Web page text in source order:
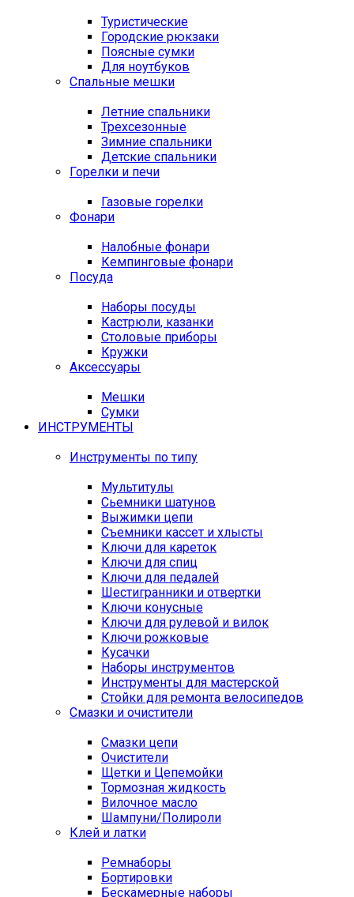
Туристические
Городские рюкзаки
Поясные сумки
Для ноутбуков
Спальные мешки
Летние спальники
Трехсезонные
Зимние спальники
Детские спальники
Горелки и печи
Газовые горелки
Фонари
Налобные фонари
Кемпинговые фонари
Посуда
Наборы посуды
Кастрюли, казанки
Столовые приборы
Кружки
Аксессуары
Мешки
Сумки
ИНСТРУМЕНТЫ
Инструменты по типу
Мультитулы
Сьемники шатунов
Выжимки цепи
Съемники кассет и хлысты
Ключи для кареток
Ключи для спиц
Ключи для педалей
Шестигранники и отвертки
Ключи конусные
Ключи для рулевой и вилок
Ключи рожковые
Кусачки
Наборы инструментов
Инструменты для мастерской
Стойки для ремонта велосипедов
Смазки и очистители
Смазки цепи
Очистители
Щетки и Цепемойки
Тормозная жидкость
Вилочное масло
Шампуни/Полироли
Клей и латки
Ремнаборы
Бортировки
Бескамерные наборы